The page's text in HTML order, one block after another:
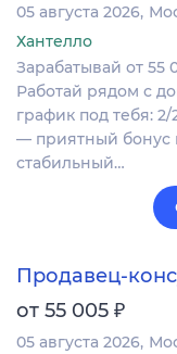
05 августа 2026
Хантелло
Зарабатывай от 55
Работай рядом с
график под тебя:
— приятный бонус
стабильный…
Продавец-
от 55 005 ₽
05 августа 2026